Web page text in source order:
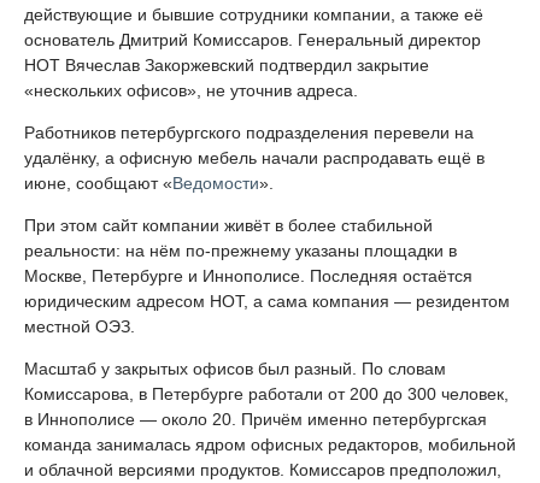
действующие и бывшие сотрудники компании, а также её
основатель Дмитрий Комиссаров. Генеральный директор
НОТ Вячеслав Закоржевский подтвердил закрытие
«нескольких офисов», не уточнив адреса.
Работников петербургского подразделения перевели на
удалёнку, а офисную мебель начали распродавать ещё в
июне, сообщают «Ведомости».
При этом сайт компании живёт в более стабильной
реальности: на нём по-прежнему указаны площадки в
Москве, Петербурге и Иннополисе. Последняя остаётся
юридическим адресом НОТ, а сама компания — резидентом
местной ОЭЗ.
Масштаб у закрытых офисов был разный. По словам
Комиссарова, в Петербурге работали от 200 до 300 человек,
в Иннополисе — около 20. Причём именно петербургская
команда занималась ядром офисных редакторов, мобильной
и облачной версиями продуктов. Комиссаров предположил,